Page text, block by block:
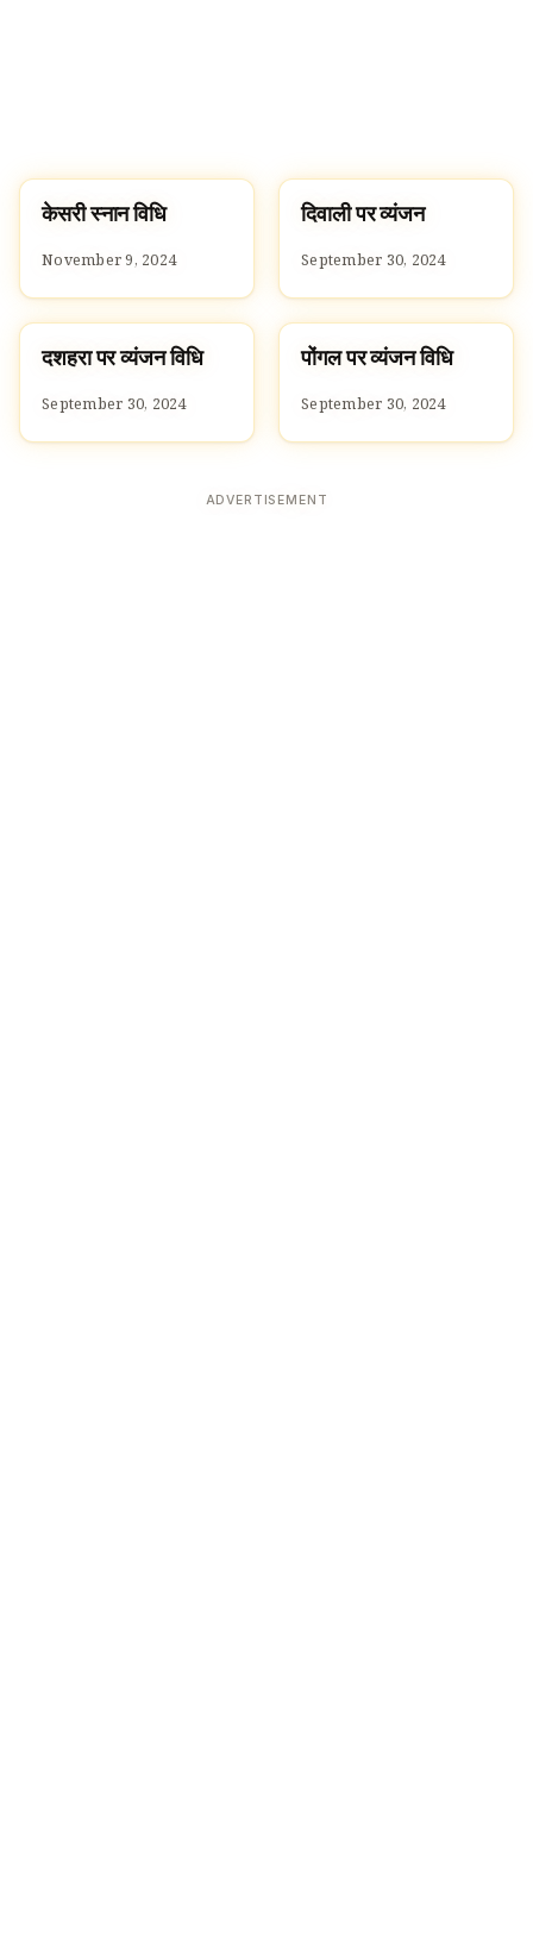
RECIPES
केसरी स्नान विधि
November 9, 2024
RECIPES
दिवाली पर व्यंजन
September 30, 2024
RECIPES
दशहरा पर व्यंजन विधि
September 30, 2024
RECIPES
पोंगल पर व्यंजन विधि
September 30, 2024
ADVERTISEMENT